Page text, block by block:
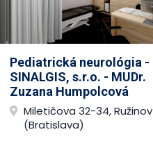
Pediatrická neurológia -
SINALGIS, s.r.o. - MUDr.
Zuzana Humpolcová
Miletičova 32-34, Ružinov
(Bratislava)